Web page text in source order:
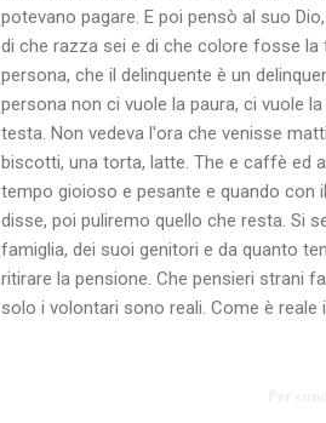
potevano pagare. E poi pensò al suo
di che razza sei e di che colore fosse la
persona, che il delinquente è un
persona non ci vuole la paura, ci vuole
testa. Non vedeva l'ora che venisse
biscotti, una torta, latte. The e caffè ed
tempo gioioso e pesante e quando con
disse, poi puliremo quello che resta. Si
famiglia, dei suoi genitori e da quanto
ritirare la pensione. Che pensieri strani
solo i volontari sono reali. Come è